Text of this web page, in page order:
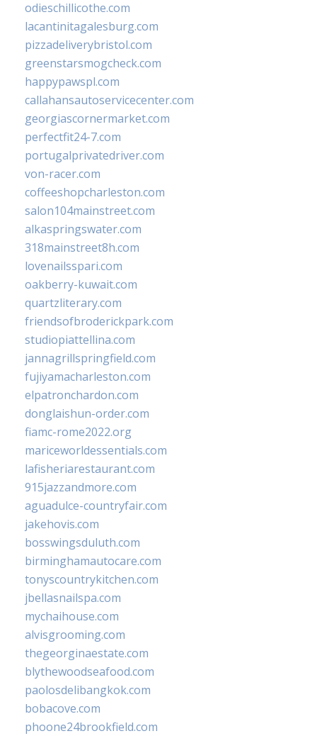
odieschillicothe.com
lacantinitagalesburg.com
pizzadeliverybristol.com
greenstarsmogcheck.com
happypawspl.com
callahansautoservicecenter.com
georgiascornermarket.com
perfectfit24-7.com
portugalprivatedriver.com
von-racer.com
coffeeshopcharleston.com
salon104mainstreet.com
alkaspringswater.com
318mainstreet8h.com
lovenailsspari.com
oakberry-kuwait.com
quartzliterary.com
friendsofbroderickpark.com
studiopiattellina.com
jannagrillspringfield.com
fujiyamacharleston.com
elpatronchardon.com
donglaishun-order.com
fiamc-rome2022.org
mariceworldessentials.com
lafisheriarestaurant.com
915jazzandmore.com
aguadulce-countryfair.com
jakehovis.com
bosswingsduluth.com
birminghamautocare.com
tonyscountrykitchen.com
jbellasnailspa.com
mychaihouse.com
alvisgrooming.com
thegeorginaestate.com
blythewoodseafood.com
paolosdelibangkok.com
bobacove.com
phoone24brookfield.com